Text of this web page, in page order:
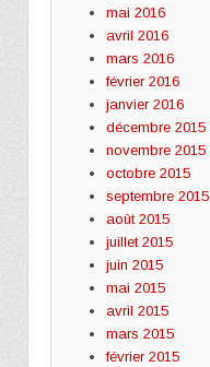
mai 2016
avril 2016
mars 2016
février 2016
janvier 2016
décembre 2015
novembre 2015
octobre 2015
septembre 2015
août 2015
juillet 2015
juin 2015
mai 2015
avril 2015
mars 2015
février 2015